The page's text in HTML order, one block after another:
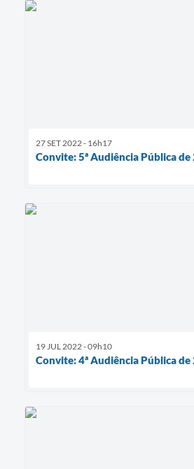
27 SET 2022 - 16h17
Convite: 5ª Audiência Pública de
19 JUL 2022 - 09h10
Convite: 4ª Audiência Pública de